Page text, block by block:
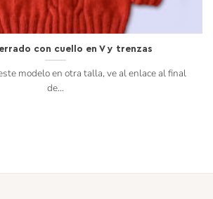
con cuello en V y trenzas
modelo en otra talla, ve al enlace al final
de...